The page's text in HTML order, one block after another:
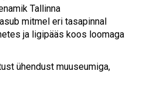
Tallinna
mitmel eri tasapinnal
ja ligipääs koos loomaga
ühendust muuseumiga,